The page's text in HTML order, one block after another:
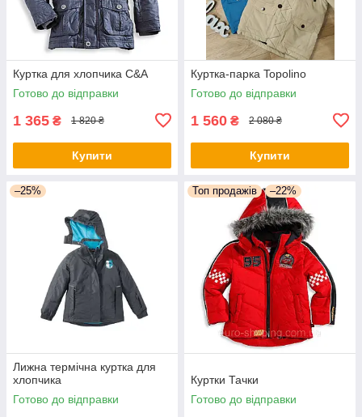
Куртка для хлопчика C&A
Готово до відправки
1 365 ₴ 1 820 ₴
Купити
Куртка-парка Topolino
Готово до відправки
1 560 ₴ 2 080 ₴
Купити
–25%
Лижна термічна куртка для
хлопчика
Готово до відправки
Топ продажів –22%
Куртки Тачки
Готово до відправки